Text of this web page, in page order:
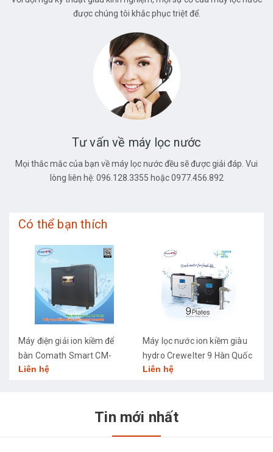
được chúng tôi khắc phục triệt để.
Tư vấn về máy lọc nước
Mọi thắc mắc của bạn về máy lọc nước đều sẽ được giải đáp. Vui
lòng liên hệ: 096.128.3355 hoặc 0977.456.892
Có thể bạn thích
Máy điện giải ion kiềm để
bàn Comath Smart CM-
3668
Liên hệ
Máy lọc nước ion kiềm giàu
hydro Crewelter 9 Hàn Quốc
Liên hệ
Tin mới nhất